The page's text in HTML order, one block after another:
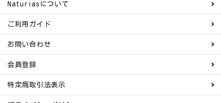
Naturiasについて
ご利用ガイド
お問い合わせ
会員登録
特定商取引法表示